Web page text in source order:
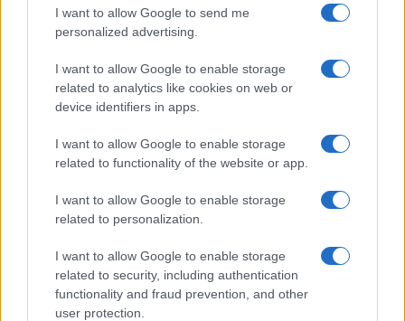
I want to allow Google to send me
personalized advertising.
I want to allow Google to enable storage
related to analytics like cookies on web or
device identifiers in apps.
I want to allow Google to enable storage
related to functionality of the website or app.
I want to allow Google to enable storage
related to personalization.
I want to allow Google to enable storage
related to security, including authentication
functionality and fraud prevention, and other
user protection.
iPhone 18 bemutató dátum - ekkor rántja le a leplet az
Apple az új csúcsmobilokról
Az Android rejtett automatizmusai: hat funkció, amely
észrevétlenül könnyíti meg a mindennapokat
Ez a rejtett Samsung funkció teljesen megváltoztatja a
Nem biztos, hogy érdemes kivárni az iPhone 18 Prot
A Galaxy S25 is megkaphatja a Galaxy S26 egyik legjobb
kamerás funkcióját
Élőképeken a Dark Cherry színű iPhone 18 Pro Max!
Itt a vég a Galaxy S23 széria számára: a One UI 9 lehet az
utolsó nagy frissítés